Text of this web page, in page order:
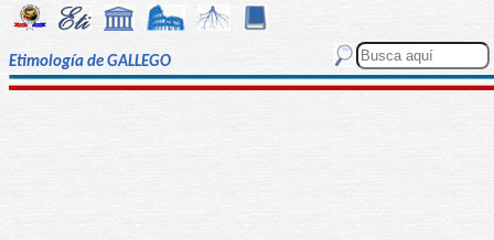
Etimología de GALLEGO